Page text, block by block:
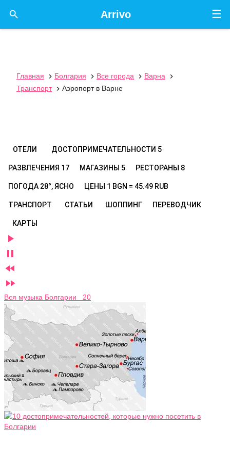
☰
Arrivo

Главная  Болгария  Все города  Варна

Транспорт
 Аэропорт в Варне
ОТЕЛИ ДОСТОПРИМЕЧАТЕЛЬНОСТИ 5
РАЗВЛЕЧЕНИЯ 17 МАГАЗИНЫ 5 РЕСТОРАНЫ 8
ПОГОДА 28°, ЯСНО ЦЕНЫ 1 BGN = 45.49 RUB
ТРАНСПОРТ СТАТЬИ ШОППИНГ ПЕРЕВОДЧИК
КАРТЫ




Вся музыка Болгарии 20